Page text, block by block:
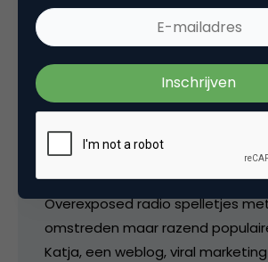
Er wordt met behoorlijk wat
(Radio, televisie, internet, in de
straatbeeld enz) hard gewerkt
veranderende imago van het
daarbij essentieel. Ik mailde
al dat het niet eenvoudig is een
beweging te krijgen.
Overexposed radio spelletjes
omstreden maar razend
Katja, een weblog, viral